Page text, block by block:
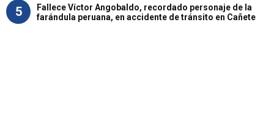
5
Fallece Víctor Angobaldo, recordado personaje de la
farándula peruana, en accidente de tránsito en Cañete